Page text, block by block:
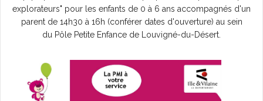
DES PROJETS POUR DEMAIN
ACTUALITÉS
explorateurs" pour les enfants de 0 à 6 ans accompagnés d'un
parent de 14h30 à 16h (conférer dates d'ouverture) au sein
du Pôle Petite Enfance de Louvigné-du-Désert.